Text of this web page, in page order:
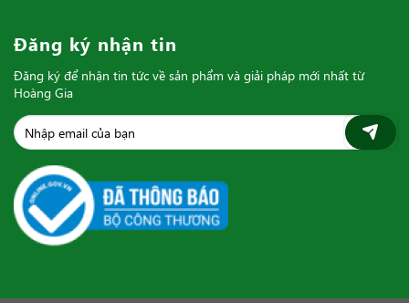
Đăng ký nhận tin
Đăng ký để nhận tin tức về sản phẩm và giải pháp mới nhất từ
Hoàng Gia